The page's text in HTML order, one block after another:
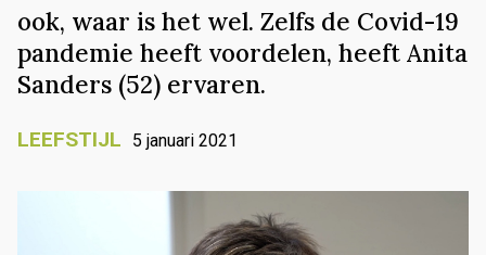
ook, waar is het wel. Zelfs de Covid-19
pandemie heeft voordelen, heeft Anita
Sanders (52) ervaren.
LEEFSTIJL 5 januari 2021